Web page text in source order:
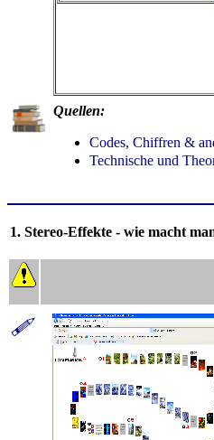
Quellen:
Codes, Chiffren &
Technische und
1. Stereo-Effekte - wie macht